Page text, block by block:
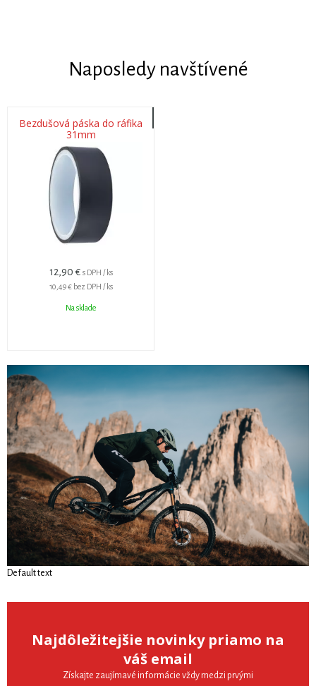
Naposledy navštívené
Bezdušová páska do ráfika
31mm
12,90 € s DPH / ks
10,49 € bez DPH / ks
Na sklade
Default text
Najdôležitejšie novinky priamo na
váš email
Získajte zaujímavé informácie vždy medzi prvými